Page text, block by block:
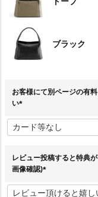
ブラック
お客様にて別ページの有
い
必
須
レビュー投稿すると特典
画像確認)
必